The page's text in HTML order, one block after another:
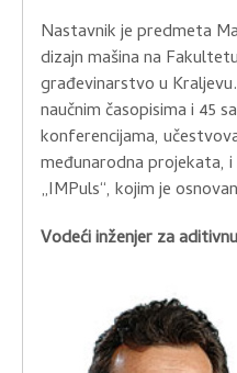
Nastavnik je predmeta
dizajn mašina na
građevinarstvo u
naučnim časopisima i 45
konferencijama,
međunarodna projekata,
„IMPuls“, kojim je
Vodeći inženjer za